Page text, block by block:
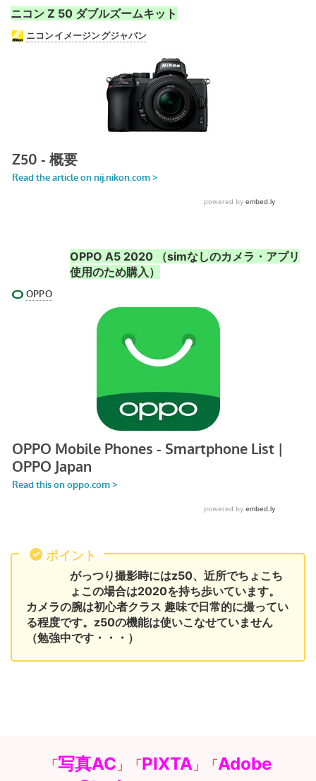
ニコン Z 50 ダブルズームキット
OPPO A5 2020 （simなしのカメラ・アプリ
使用のため購入）
ポイント
がっつり撮影時にはz50、近所でちょこち
ょこの場合は2020を持ち歩いています。
カメラの腕は初心者クラス 趣味で日常的に撮ってい
る程度です。z50の機能は使いこなせていません
（勉強中です・・・）
「写真AC 」「PIXTA 」「Adobe